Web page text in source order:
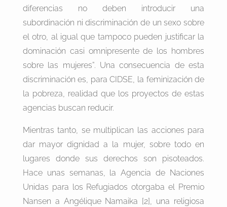
diferencias no deben introducir una
subordinación ni discriminación de un sexo sobre
el otro, al igual que tampoco pueden justificar la
dominación casi omnipresente de los hombres
sobre las mujeres”. Una consecuencia de esta
discriminación es, para CIDSE, la feminización de
la pobreza, realidad que los proyectos de estas
agencias buscan reducir.
Mientras tanto, se multiplican las acciones para
dar mayor dignidad a la mujer, sobre todo en
lugares donde sus derechos son pisoteados.
Hace unas semanas, la Agencia de Naciones
Unidas para los Refugiados otorgaba el Premio
Nansen a Angélique Namaika [2], una religiosa